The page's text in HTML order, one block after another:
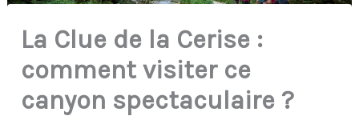
La Clue de la Cerise :
comment visiter ce
canyon spectaculaire ?